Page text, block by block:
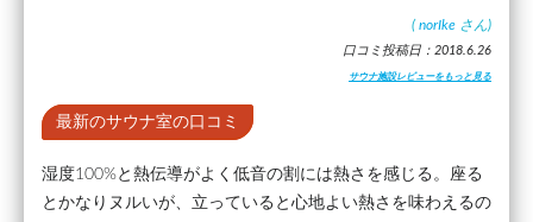
( norIke さん)
口コミ投稿日：2018.6.26
サウナ施設レビューをもっと見る
最新のサウナ室の口コミ
湿度100%と熱伝導がよく低音の割には熱さを感じる。座る
とかなりヌルいが、立っていると心地よい熱さを味わえるの